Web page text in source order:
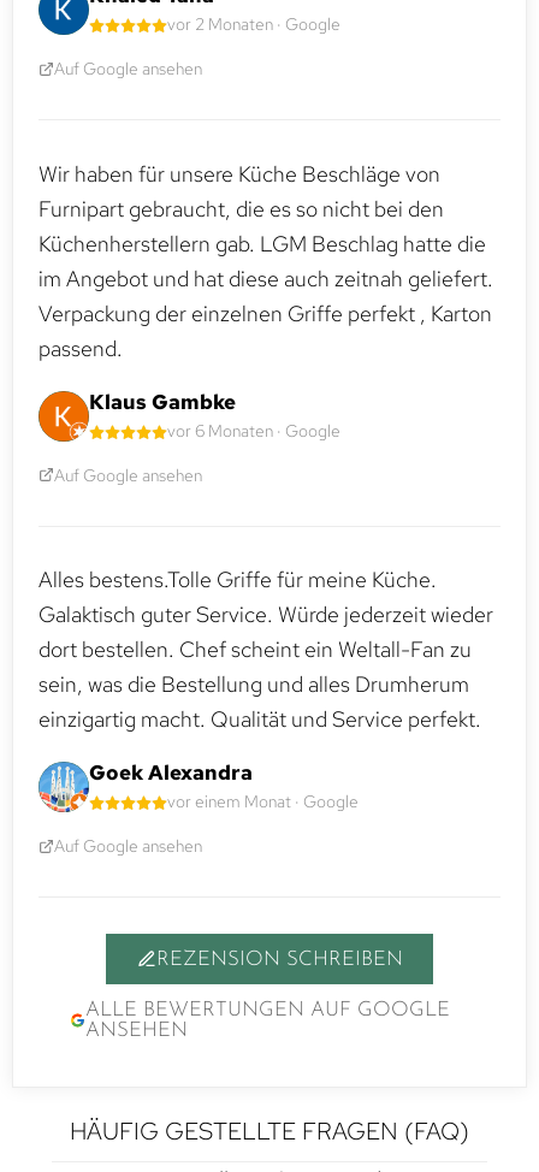
vor 2 Monaten · Google
Auf Google ansehen
Wir haben für unsere Küche Beschläge von
Furnipart gebraucht, die es so nicht bei den
Küchenherstellern gab. LGM Beschlag hatte die
im Angebot und hat diese auch zeitnah geliefert.
Verpackung der einzelnen Griffe perfekt , Karton
passend.
Klaus Gambke
vor 6 Monaten · Google
Auf Google ansehen
Alles bestens.Tolle Griffe für meine Küche.
Galaktisch guter Service. Würde jederzeit wieder
dort bestellen. Chef scheint ein Weltall-Fan zu
sein, was die Bestellung und alles Drumherum
einzigartig macht. Qualität und Service perfekt.
Goek Alexandra
vor einem Monat · Google
Auf Google ansehen
REZENSION SCHREIBEN
ALLE BEWERTUNGEN AUF GOOGLE
ANSEHEN
HÄUFIG GESTELLTE FRAGEN (FAQ)